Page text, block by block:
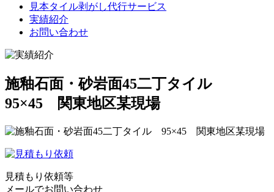
見本タイル剥がし代行サービス
実績紹介
お問い合わせ
施釉石面・砂岩面45二丁タイル
95×45 関東地区某現場
見積もり依頼等
メールでお問い合わせ